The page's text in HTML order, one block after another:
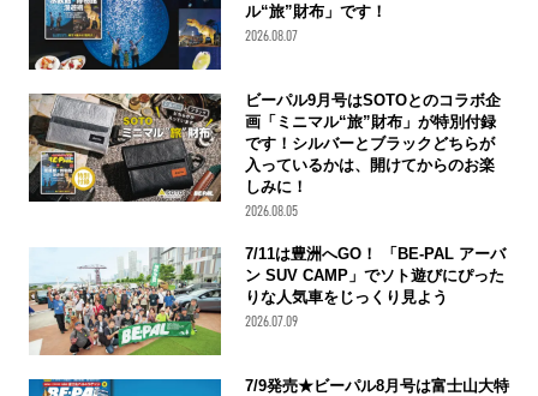
ル“旅”財布」です！
2026.08.07
ビーパル9月号はSOTOとのコラボ企
画「ミニマル“旅”財布」が特別付録
です！シルバーとブラックどちらが
入っているかは、開けてからのお楽
しみに！
2026.08.05
7/11は豊洲へGO！ 「BE-PAL アーバ
ン SUV CAMP」でソト遊びにぴった
りな人気車をじっくり見よう
2026.07.09
7/9発売★ビーパル8月号は富士山大特